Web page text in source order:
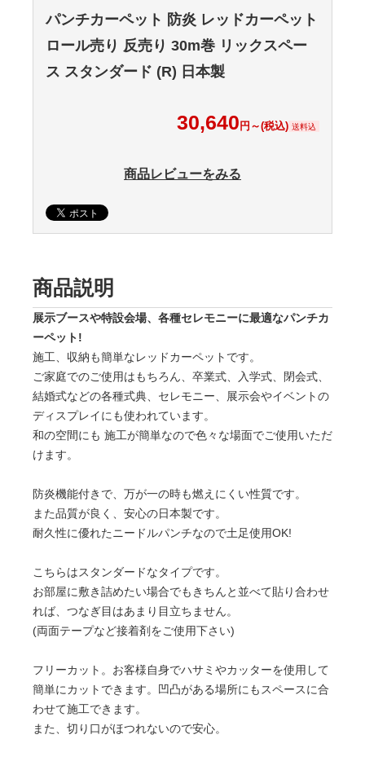
パンチカーペット 防炎 レッドカーペット
ロール売り 反売り 30m巻 リックスペー
ス スタンダード (R) 日本製
30,640 円～(税込) 送料込
商品レビューをみる
商品説明
展示ブースや特設会場、各種セレモニーに最適なパンチカ
ーペット!
施工、収納も簡単なレッドカーペットです。
ご家庭でのご使用はもちろん、卒業式、入学式、閉会式、
結婚式などの各種式典、セレモニー、展示会やイベントの
ディスプレイにも使われています。
和の空間にも 施工が簡単なので色々な場面でご使用いただ
けます。
防炎機能付きで、万が一の時も燃えにくい性質です。
また品質が良く、安心の日本製です。
耐久性に優れたニードルパンチなので土足使用OK!
こちらはスタンダードなタイプです。
お部屋に敷き詰めたい場合でもきちんと並べて貼り合わせ
れば、つなぎ目はあまり目立ちません。
(両面テープなど接着剤をご使用下さい)
フリーカット。お客様自身でハサミやカッターを使用して
簡単にカットできます。凹凸がある場所にもスペースに合
わせて施工できます。
また、切り口がほつれないので安心。